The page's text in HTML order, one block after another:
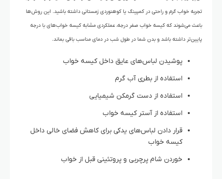
تجربه خواب گرم و راحتی در کمپینگ یا کوهنوردی زمستانی داشته باشید. این روش‌ها
باعث می‌شوند که کیسه خواب صفر درجه، عملکردی مشابه کیسه خواب‌های با درجه
پایین‌تر داشته باشد و بدن شما در طول شب در دمای مناسب باقی بماند.
پوشیدن لباس‌های عایق داخل کیسه خواب
استفاده از بطری آب گرم
استفاده از دست گرمکن شیمیایی
استفاده از آستر کیسه خواب
قرار دادن لباس‌های یدکی برای کاهش فضای خالی داخل
کیسه خواب
خوردن شام پرچربی و پروتئینی قبل از خواب